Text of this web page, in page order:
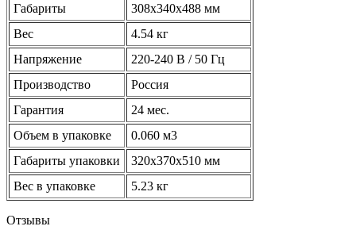
Габариты
308х340х488 мм
Вес
4.54 кг
Напряжение
220-240 В / 50 Гц
Производство
Россия
Гарантия
24 мес.
Объем в упаковке
0.060 м3
Габариты упаковки
320х370х510 мм
Вес в упаковке
5.23 кг
Отзывы